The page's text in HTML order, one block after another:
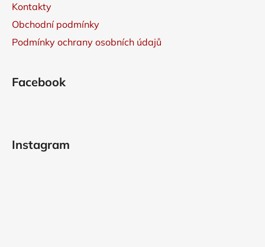
Kontakty
Obchodní podmínky
Podmínky ochrany osobních údajů
Facebook
Instagram